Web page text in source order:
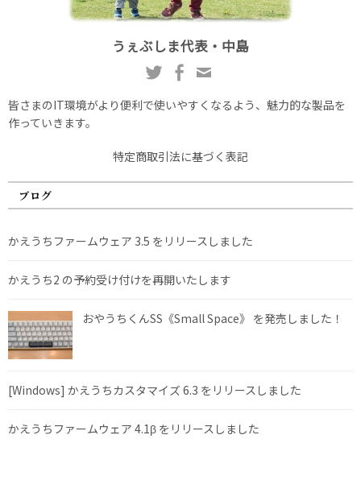
うぇぶしま代表・中島
皆さまのIT環境がより便利で使いやすくなるよう、魅力的な製品を
作っていきます。
特定商取引法に基づく表記
ブログ
かえうちファームウェア 3.5 をリリースしました
かえうち2 の予約受け付けを再開いたします
おやうちくんSS《Small Space》 を発売しました！
[Windows] かえうちカスタマイズ 6.3 をリリースしました
かえうちファームウェア 4.1β をリリースしました